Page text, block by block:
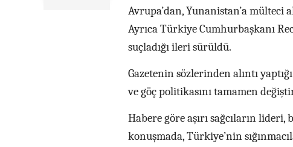
Avrupa’dan, Yunanistan’a mülteci
Ayrıca Türkiye Cumhurbaşkanı
suçladığı ileri sürüldü.
Gazetenin sözlerinden alıntı
ve göç politikasını tamamen
Habere göre aşırı sağcıların lideri,
konuşmada, Türkiye’nin